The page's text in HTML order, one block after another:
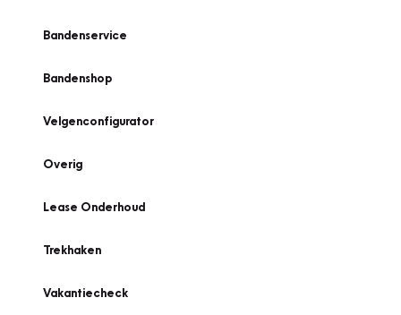
Bandenservice
Bandenshop
Velgenconfigurator
Overig
Lease Onderhoud
Trekhaken
Vakantiecheck